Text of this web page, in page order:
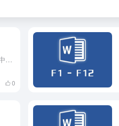
1.打印当前页面 当word文档中有很多页时，而你只需要打印其中某一页时，这个时候我们可以选择打印当前页面。 操作方法：依次点击【文件】--【打印】--【设置】--【打印当前页面】即可。 2.指定范围...
0